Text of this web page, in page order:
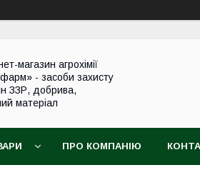
магазин агрохімії
- засоби захисту
ЗЗР, добрива,
матеріал
ПРО КОМПАНІЮ